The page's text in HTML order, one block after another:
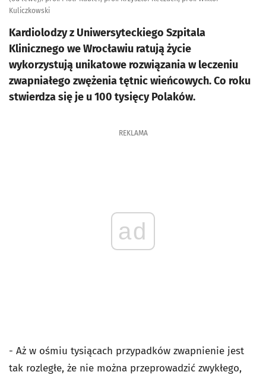
Kuliczkowski
Kardiolodzy z Uniwersyteckiego Szpitala
Klinicznego we Wrocławiu ratują życie
wykorzystują unikatowe rozwiązania w leczeniu
zwapniałego zwężenia tętnic wieńcowych. Co roku
stwierdza się je u 100 tysięcy Polaków.
REKLAMA
ad
- Aż w ośmiu tysiącach przypadków zwapnienie jest
tak rozległe, że nie można przeprowadzić zwykłego,